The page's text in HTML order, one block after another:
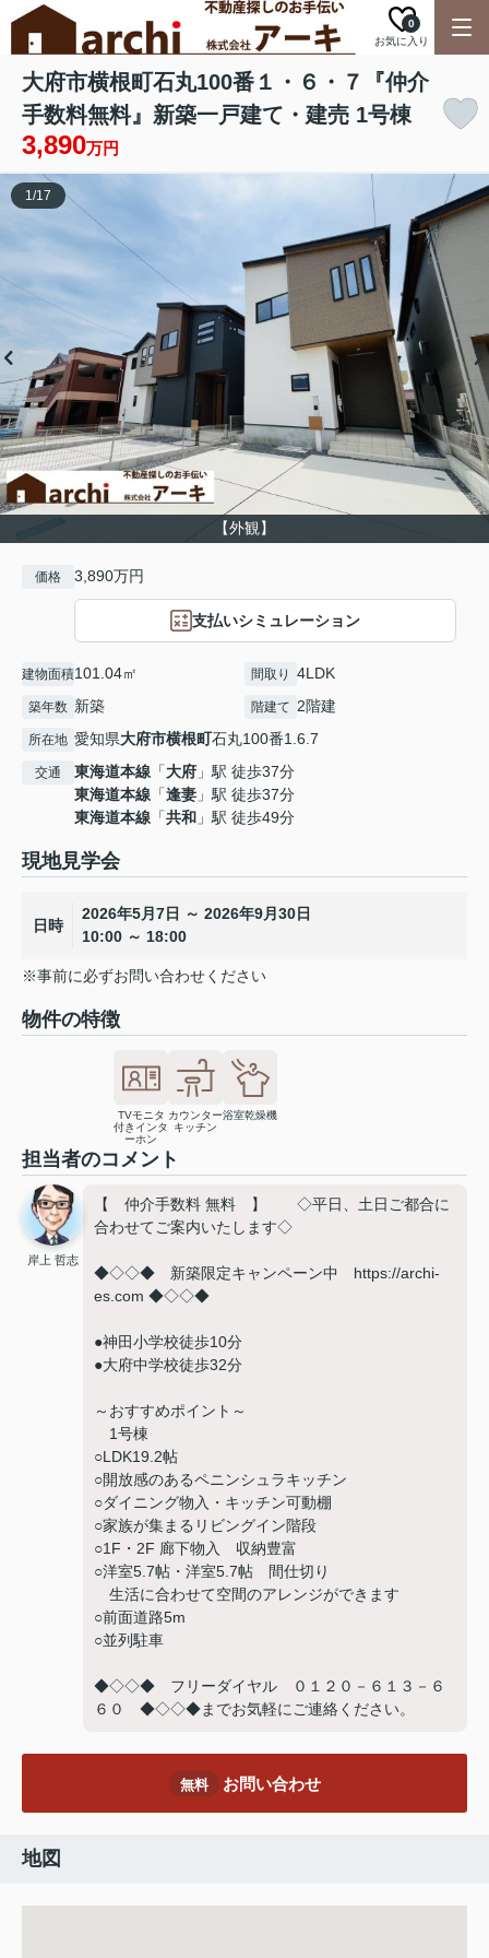
お気に入り
0
大府市横根町石丸100番１・６・７『仲介
手数料無料』新築一戸建て・建売 1号棟
3,890万円
【外観】
1/17
価格 3,890万円
支払いシミュレーション
建物面積101.04㎡ 間取り 4LDK
築年数 新築 階建て 2階建
所在地 愛知県大府市横根町石丸100番1.6.7
交通 東海道本線 「大府 」駅 徒歩37分
東海道本線 「逢妻 」駅 徒歩37分
東海道本線 「共和 」駅 徒歩49分
現地見学会
日時
2026年5月7日 ～ 2026年9月30日
10:00 ～ 18:00
※事前に必ずお問い合わせください
物件の特徴
TVモニタ
付きインタ
ーホン
カウンター
キッチン
浴室乾燥機
担当者のコメント
岸上 哲志
【 仲介手数料 無料 】 ◇平日、土日ご都合に
合わせてご案内いたします◇
◆◇◇◆ 新築限定キャンペーン中 https://archi-
es.com ◆◇◇◆
●神田小学校徒歩10分
●大府中学校徒歩32分
～おすすめポイント～
1号棟
○LDK19.2帖
○開放感のあるペニンシュラキッチン
○ダイニング物入・キッチン可動棚
○家族が集まるリビングイン階段
○1F・2F 廊下物入 収納豊富
○洋室5.7帖・洋室5.7帖 間仕切り
生活に合わせて空間のアレンジができます
○前面道路5m
○並列駐車
◆◇◇◆ フリーダイヤル ０１２０－６１３－６
６０ ◆◇◇◆までお気軽にご連絡ください。
無料 お問い合わせ
地図